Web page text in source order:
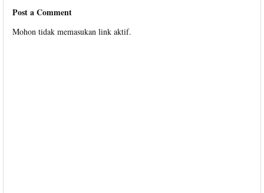
Post a Comment
Mohon tidak memasukan link aktif.